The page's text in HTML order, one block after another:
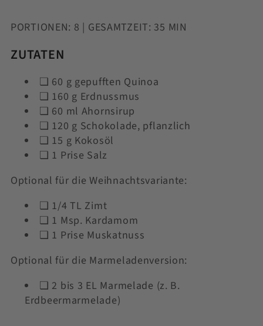
PORTIONEN: 8 | GESAMTZEIT: 35 MIN
ZUTATEN
❏ 60 g gepufften Quinoa
❏ 160 g Erdnussmus
❏ 60 ml Ahornsirup
❏ 120 g Schokolade, pflanzlich
❏ 15 g Kokosöl
❏ 1 Prise Salz
Optional für die Weihnachtsvariante:
❏ 1/4 TL Zimt
❏ 1 Msp. Kardamom
❏ 1 Prise Muskatnuss
Optional für die Marmeladenversion:
❏ 2 bis 3 EL Marmelade (z. B.
Erdbeermarmelade)